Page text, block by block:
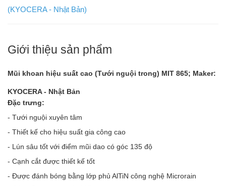
(KYOCERA - Nhật Bản)
Giới thiệu sản phẩm
Mũi khoan hiệu suất cao (Tưới nguội trong) MIT 865; Maker:
KYOCERA - Nhật Bản
Đặc trưng:
- Tưới nguội xuyên tâm
- Thiết kế cho hiệu suất gia công cao
- Lún sâu tốt với điểm mũi dao có góc 135 độ
- Cạnh cắt được thiết kế tốt
- Được đánh bóng bằng lớp phủ AlTiN công nghệ Microrain